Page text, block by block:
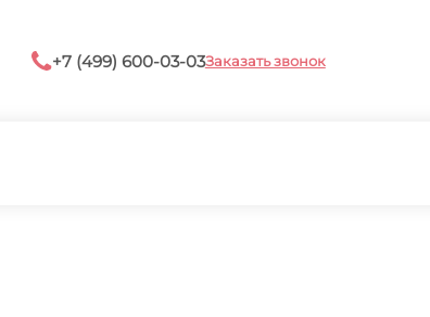
+7 (499) 600-03-03Заказать звонок